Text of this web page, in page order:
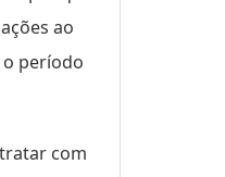
ao
período
com